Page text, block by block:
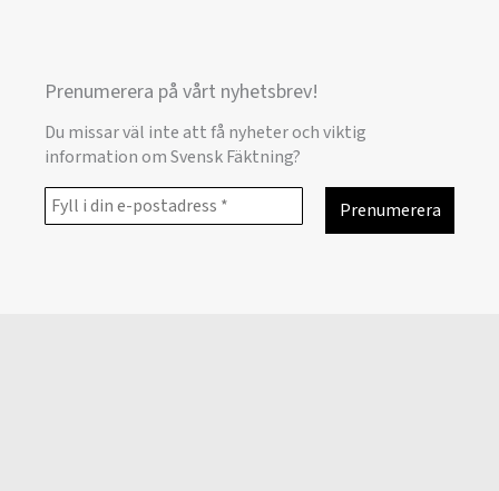
Prenumerera på vårt nyhetsbrev!
Du missar väl inte att få nyheter och viktig
information om Svensk Fäktning?